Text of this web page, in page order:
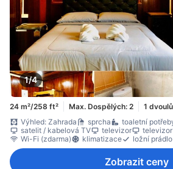
1/4
24 m²/258 ft² Max. Dospělých: 2
1
Výhled: Zahrada
sprcha toaletní
satelit / kabelová TV
televizor
Wi-Fi (zdarma)
klimatizace ložní prádlo
Zobrazit ceny